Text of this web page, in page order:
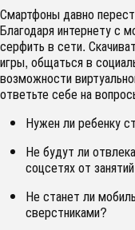
Смартфоны давно
Благодаря интернету с
серфить в сети.
игры, общаться в
возможности
ответьте себе на
Нужен ли ребенку
Не будут ли
соцсетях от
Не станет ли
сверстниками?